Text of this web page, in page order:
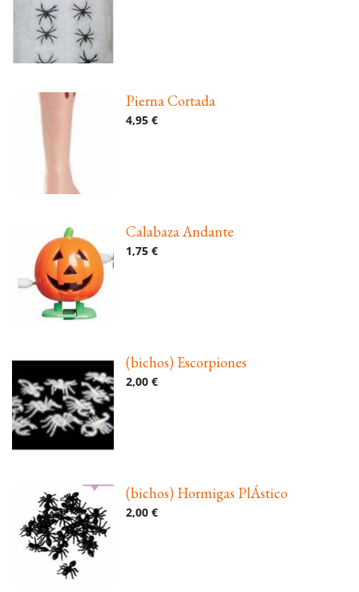
Pierna Cortada
4,95 €
Calabaza Andante
1,75 €
(bichos) Escorpiones
2,00 €
(bichos) Hormigas PlÁstico
2,00 €